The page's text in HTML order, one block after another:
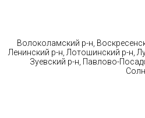
Волоколамский р-н,
Ленинский р-н, Лотошинский р-н,
Зуевский р-н, Павлово-